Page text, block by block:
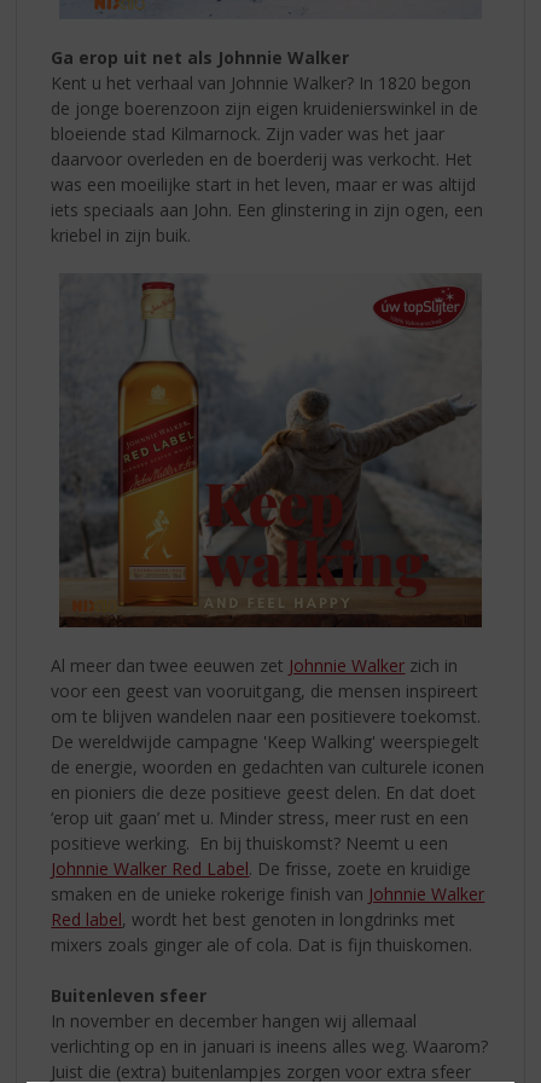
Ga erop uit net als Johnnie Walker
Kent u het verhaal van Johnnie Walker? In 1820 begon
de jonge boerenzoon zijn eigen kruidenierswinkel in de
bloeiende stad Kilmarnock. Zijn vader was het jaar
daarvoor overleden en de boerderij was verkocht. Het
was een moeilijke start in het leven, maar er was altijd
iets speciaals aan John. Een glinstering in zijn ogen, een
kriebel in zijn buik.
Al meer dan twee eeuwen zet Johnnie Walker zich in
voor een geest van vooruitgang, die mensen inspireert
om te blijven wandelen naar een positievere toekomst.
De wereldwijde campagne 'Keep Walking' weerspiegelt
de energie, woorden en gedachten van culturele iconen
en pioniers die deze positieve geest delen. En dat doet
‘erop uit gaan’ met u. Minder stress, meer rust en een
positieve werking. En bij thuiskomst? Neemt u een
Johnnie Walker Red Label. De frisse, zoete en kruidige
smaken en de unieke rokerige finish van Johnnie Walker
Red label, wordt het best genoten in longdrinks met
mixers zoals ginger ale of cola. Dat is fijn thuiskomen.
Buitenleven sfeer
In november en december hangen wij allemaal
verlichting op en in januari is ineens alles weg. Waarom?
Juist die (extra) buitenlampjes zorgen voor extra sfeer